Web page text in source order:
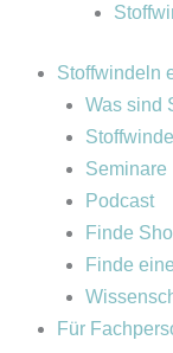
Stoffwindeln
Was sind
Seminare
Podcast
Finde
Finde
Für